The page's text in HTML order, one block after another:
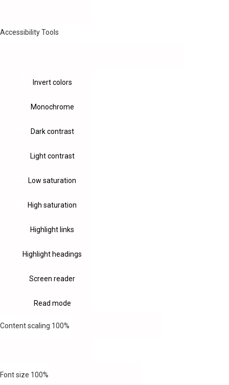
Accessibility Tools
Invert colors
Monochrome
Dark contrast
Light contrast
Low saturation
High saturation
Highlight links
Highlight headings
Screen reader
Read mode
Content scaling 100%
Font size 100%